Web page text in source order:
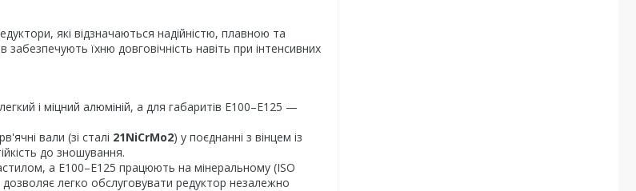
які відзначаються надійністю, плавною та
їхню довговічність навіть при інтенсивних
і міцний алюміній, а для габаритів E100–E125 —
вали (зі сталі 21NiCrMo2) у поєднанні з вінцем із
до зношування.
а E100–E125 працюють на мінеральному (ISO
легко обслуговувати редуктор незалежно